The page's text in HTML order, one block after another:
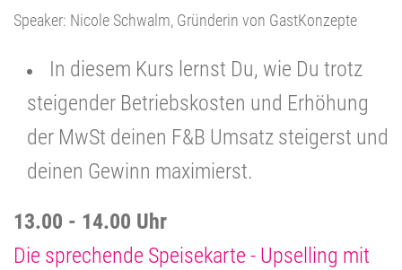
Speaker: Nicole Schwalm, Gründerin von GastKonzepte
In diesem Kurs lernst Du, wie Du trotz
steigender Betriebskosten und Erhöhung
der MwSt deinen F&B Umsatz steigerst und
deinen Gewinn maximierst.
13.00 - 14.00 Uhr
Die sprechende Speisekarte - Upselling mit